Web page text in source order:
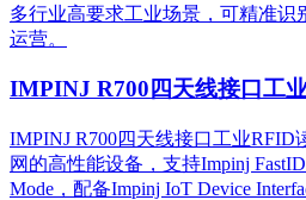
多行业高要求工业场景，可精准识
运营。​
IMPINJ R700四天线接口工
IMPINJ R700四天线接口工业RFID
网的高性能设备，支持Impinj
Mode，配备Impinj IoT Device